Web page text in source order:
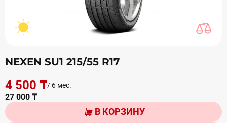
NEXEN SU1 215/55 R17
4 500 ₸/ 6 мес.
27 000 ₸
В КОРЗИНУ